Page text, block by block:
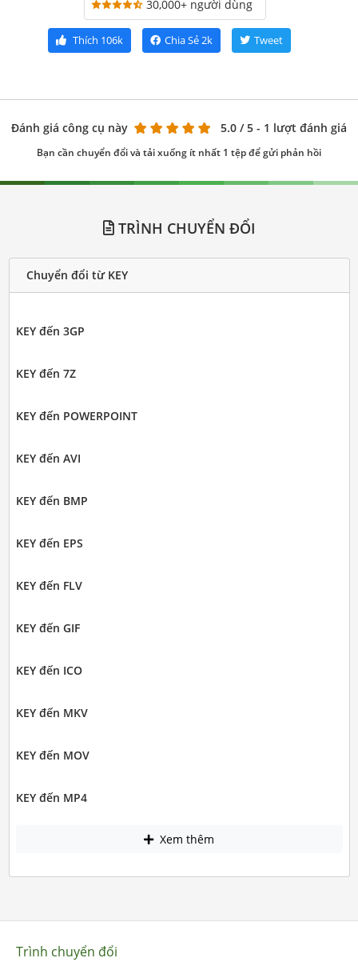
30,000+ người dùng
Thích 106k Chia Sẻ2k Tweet
Đánh giá công cụ này 5.0 / 5 - 1 lượt đánh giá
Bạn cần chuyển đổi và tải xuống ít nhất 1 tệp để gửi phản hồi
TRÌNH CHUYỂN ĐỔI
Chuyển đổi từ KEY
KEY đến 3GP
KEY đến 7Z
KEY đến POWERPOINT
KEY đến AVI
KEY đến BMP
KEY đến EPS
KEY đến FLV
KEY đến GIF
KEY đến ICO
KEY đến MKV
KEY đến MOV
KEY đến MP4
Xem thêm
Trình chuyển đổi